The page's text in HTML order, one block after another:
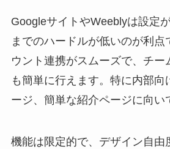
GoogleサイトやWeeblyは設定
までのハードルが低いのが利点
ウント連携がスムーズで、チー
も簡単に行えます。特に内部向
ージ、簡単な紹介ページに向い
機能は限定的で、デザイン自由